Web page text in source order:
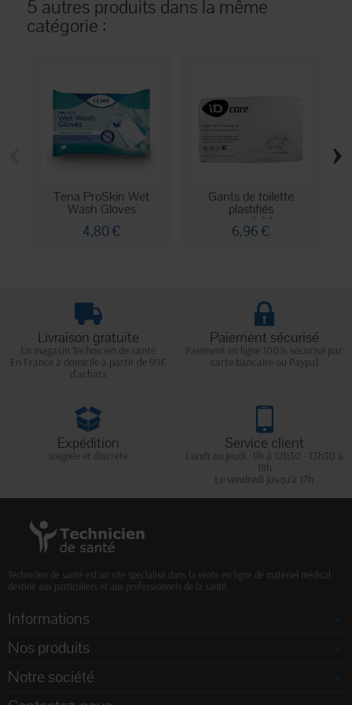
5 autres produits dans la même
catégorie :
Tena ProSkin Wet
Wash Gloves
4,80 €
Gants de toilette
plastifiés
imperméables...
6,96 €
›
Livraison gratuite
En magasin Technicien de santé
En France à domicile à partir de 99€
d'achats
Paiement sécurisé
Paiement en ligne 100% sécurisé par
carte bancaire ou Paypal
Expédition
soignée et discrète
Service client
Lundi au jeudi : 9h à 12h30 - 13h30 à
18h
Le vendredi jusqu'à 17h
Technicien de santé est un site spécialisé dans la vente en ligne de matériel médical
destiné aux particuliers et aux professionnels de la santé.
Informations
Nos produits
Notre société